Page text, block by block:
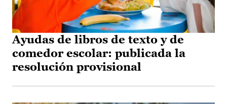
Ayudas de libros de texto y de
comedor escolar: publicada la
resolución provisional